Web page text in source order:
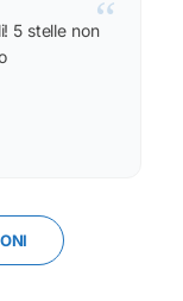
“
5 stelle non